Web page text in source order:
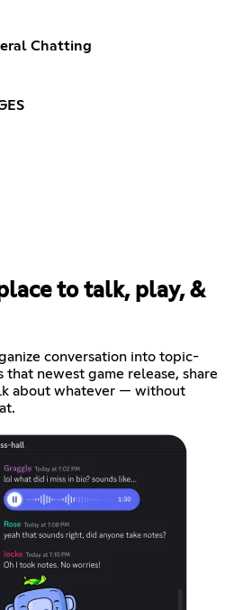
Chatting
to talk, play, &
conversation into topic-
that newest game release, share
about whatever — without